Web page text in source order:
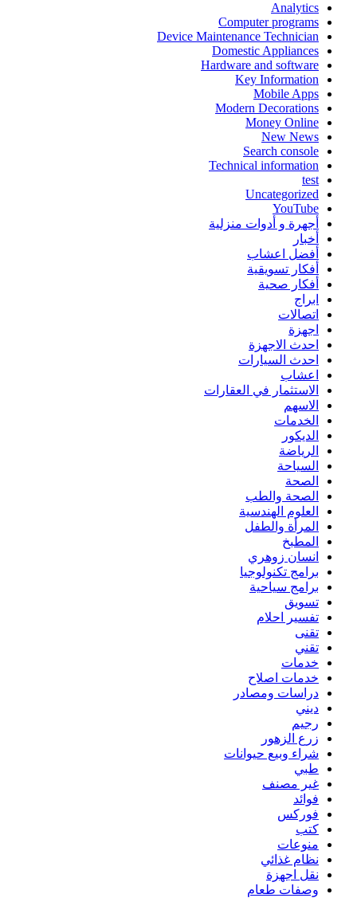
Analytics
Computer programs
Device Maintenance Technician
Domestic Appliances
Hardware and software
Key Information
Mobile Apps
Modern Decorations
Money Online
New News
Search console
Technical information
test
Uncategorized
YouTube
أجهرة و أدوات منزلية
أخبار
أفضل اعشاب
أفكار تسويقية
أفكار صحية
ابراج
اتصالات
اجهزة
احدث الاجهزة
احدث السيارات
اعشاب
الاستثمار في العقارات
الاسهم
الخدمات
الديكور
الرياضة
السياحة
الصحة
الصحة والطب
العلوم الهندسية
المرأة والطفل
المطبخ
انسان زوهري
برامج تكنولوجيا
برامج سياحية
تسويق
تفسير احلام
تقنى
تقني
خدمات
خدمات اصلاح
دراسات ومصادر
ديني
رجيم
زرع الزهور
شراء وبيع حيوانات
طبي
غير مصنف
فوائد
فوركس
كتب
منوعات
نظام غذائي
نقل اجهزة
وصفات طعام